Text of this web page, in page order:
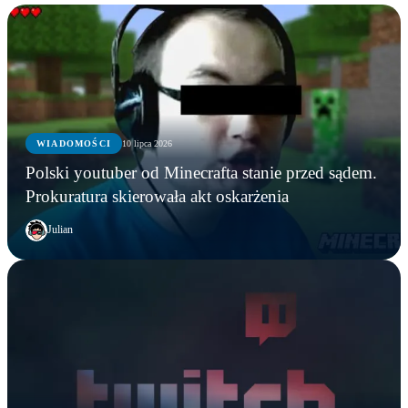
WIADOMOŚCI 10 lipca 2026
Polski youtuber od Minecrafta stanie przed sądem.
Prokuratura skierowała akt oskarżenia
Julian